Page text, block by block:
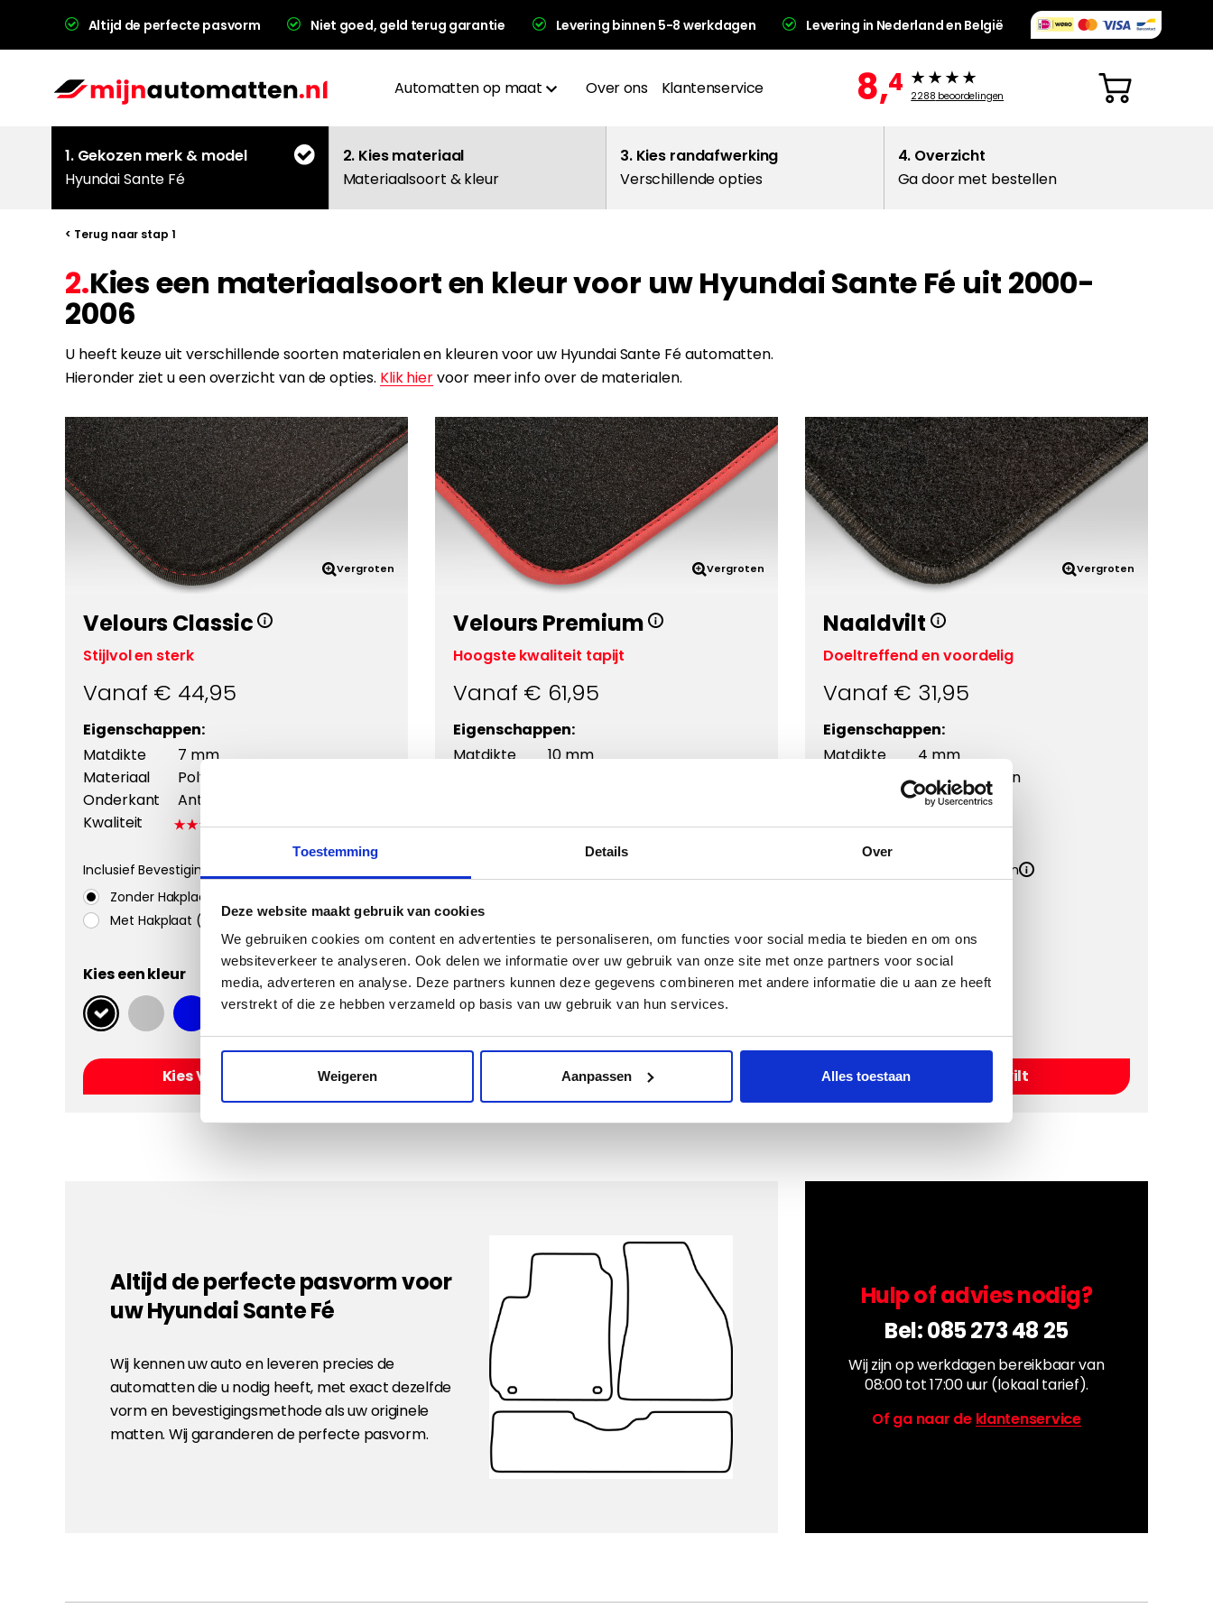
Toestemming Details Over
Deze website maakt gebruik van cookies
We gebruiken cookies om content en advertenties te personaliseren, om functies voor social media te bieden en om ons
websiteverkeer te analyseren. Ook delen we informatie over uw gebruik van onze site met onze partners voor social
media, adverteren en analyse. Deze partners kunnen deze gegevens combineren met andere informatie die u aan ze heeft
verstrekt of die ze hebben verzameld op basis van uw gebruik van hun services.
Weigeren Aanpassen Alles toestaan
Altijd de perfecte pasvorm Niet goed, geld terug garantie Levering binnen 5-8 werkdagen Levering in Nederland en België
Automatten op maat
Afwerkingen
Levering en garantie
Over ons Klantenservice 8,4 2288 beoordelingen
1. Gekozen merk & model
Hyundai Sante Fé
2. Kies materiaal
Materiaalsoort & kleur
3. Kies randafwerking
Verschillende opties
4. Overzicht
Ga door met bestellen
< Terug naar stap 1
2.Kies een materiaalsoort en kleur voor uw Hyundai Sante Fé uit 2000-
2006
U heeft keuze uit verschillende soorten materialen en kleuren voor uw Hyundai Sante Fé automatten.
Hieronder ziet u een overzicht van de opties. Klik hiervoor meer info over de materialen.
Vergroten
Velours Classic
Stijlvol en sterk
Vanaf € 44,95
Eigenschappen:
Matdikte
7 mm
Materiaal
Polyamide
Onderkant
Antislip +
Kwaliteit
Inclusief Bevestigingssystemen
Zonder Hakplaat
Met Hakplaat (aanbevolen)
Kies een kleur
Kies Velours Classic
Vergroten
Velours Premium
Hoogste kwaliteit tapijt
Vanaf € 61,95
Eigenschappen:
Matdikte
10 mm
Kwaliteit
Kies Velours Premium
Vergroten
Naaldvilt
Doeltreffend en voordelig
Vanaf € 31,95
Eigenschappen:
Matdikte
4 mm
Polypropyleen
Antislip
Kwaliteit
Inclusief Bevestigingssystemen
Kies een kleur
Kies Naaldvilt
Altijd de perfecte pasvorm voor
uw Hyundai Sante Fé
Wij kennen uw auto en leveren precies de
automatten die u nodig heeft, met exact dezelfde
vorm en bevestigingsmethode als uw originele
matten. Wij garanderen de perfecte pasvorm.
Hulp of advies nodig?
Bel:085 273 48 25
Wij zijn op werkdagen bereikbaar van
08:00 tot 17:00 uur (lokaal tarief).
Of ga naar de klantenservice